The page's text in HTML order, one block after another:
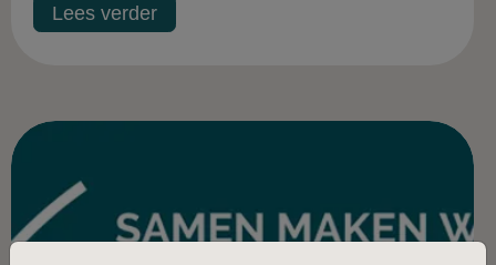
Lees verder